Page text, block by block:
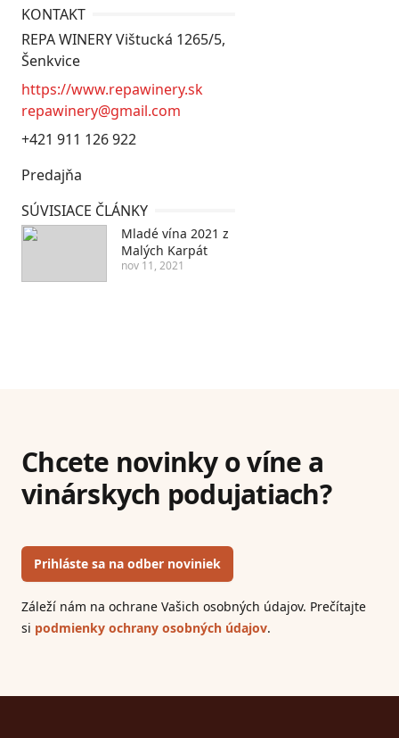
KONTAKT
REPA WINERY Vištucká 1265/5,
Šenkvice
https://www.repawinery.sk
repawinery@gmail.com
+421 911 126 922
Predajňa
SÚVISIACE ČLÁNKY
Mladé vína 2021 z
Malých Karpát
nov 11, 2021
Chcete novinky o víne a
vinárskych podujatiach?
Prihláste sa na odber noviniek
Záleží nám na ochrane Vašich osobných údajov. Prečítajte
si podmienky ochrany osobných údajov.